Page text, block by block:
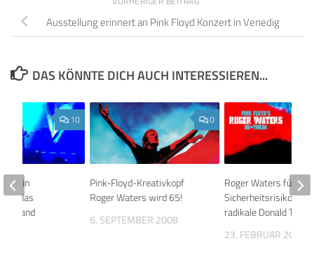
Ausstellung erinnert an Pink Floyd Konzert in Venedig
DAS KÖNNTE DICH AUCH INTERESSIEREN...
0
Pink-Floyd-Kreativkopf
Roger Waters wird 65!
6. SEPTEMBER 2008
Roger Waters
Sicherheitsrisiko
radikale Donald
23. FEBRUAR 2017
10
Justin
das
Band